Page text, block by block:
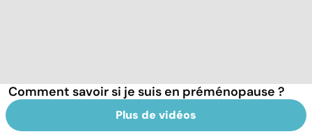
Comment savoir si je suis en préménopause ?
Plus de vidéos